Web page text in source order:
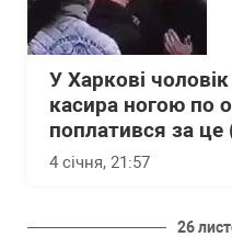
У Харкові
касира ногою по
поплатився за це
4 січня, 21:57
26